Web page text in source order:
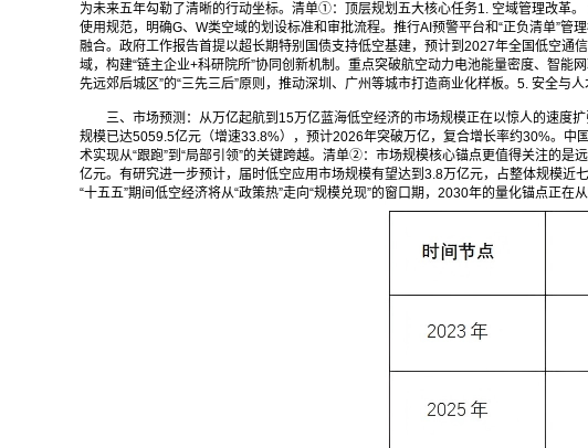
为未来五年勾勒了清晰的行动坐标。清单①：顶层规划五大核心任务1. 空域管理改革
使用规范，明确G、W类空域的划设标准和审批流程。推行AI预警平台和“正负清单”
融合。政府工作报告首提以超长期特别国债支持低空基建，预计到2027年全国低空通
域，构建“链主企业+科研院所”协同创新机制。重点突破航空动力电池能量密度、智能
先远郊后城区”的“三先三后”原则，推动深圳、广州等城市打造商业化样板。5. 安全与
三、市场预测：从万亿起航到15万亿蓝海低空经济的市场规模正在以惊人的速度
规模已达5059.5亿元（增速33.8%），预计2026年突破万亿，复合增长率约30%。
术实现从“跟跑”到“局部引领”的关键跨越。清单②：市场规模核心锚点更值得关注的
亿元。有研究进一步预计，届时低空应用市场规模有望达到3.8万亿元，占整体规模
“十五五”期间低空经济将从“政策热”走向“规模兑现”的窗口期，2030年的量化锚点正在从